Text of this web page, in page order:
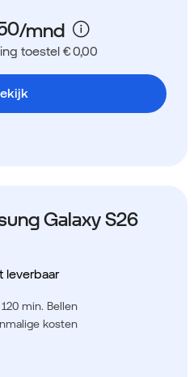
toestel € 0,00
Galaxy S26
leverbaar
min. Bellen
kosten